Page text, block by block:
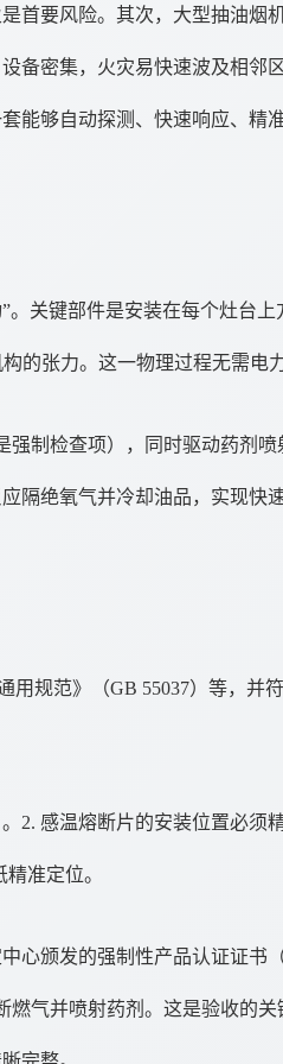
首要风险。其次，大型抽油烟
备密集，火灾易快速波及相邻
能够自动探测、快速响应、精
关键部件是安装在每个灶台
张力。这一物理过程无需电
制检查项），同时驱动药剂
隔绝氧气并冷却油品，实现快
规范》（GB 55037）等，并
2. 感温熔断片的安装位置必须
准定位。
心颁发的强制性产品认证证书
气并喷射药剂。这是验收的